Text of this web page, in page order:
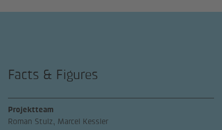
Facts & Figures
Projektteam
Roman Stulz, Marcel Kessler